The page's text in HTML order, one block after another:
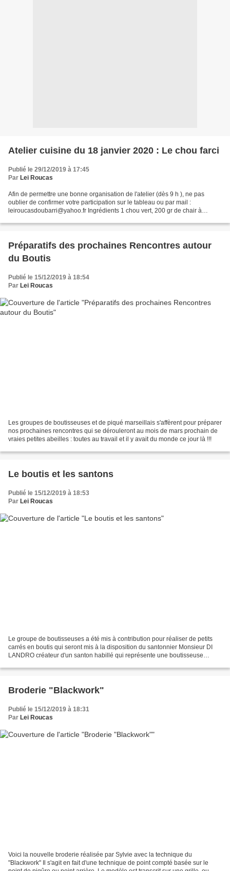
Atelier cuisine du 18 janvier 2020 : Le chou farci
Publié le 29/12/2019 à 17:45
Par Lei Roucas
Afin de permettre une bonne organisation de l'atelier (dès 9 h ), ne pas
oublier de confirmer votre participation sur le tableau ou par mail :
leiroucasdoubarri@yahoo.fr Ingrédients 1 chou vert, 200 gr de chair à
Préparatifs des prochaines Rencontres autour
du Boutis
Publié le 15/12/2019 à 18:54
Par Lei Roucas
Les groupes de boutisseuses et de piqué marseillais s'affèrent pour préparer
nos prochaines rencontres qui se dérouleront au mois de mars prochain de
vraies petites abeilles : toutes au travail et il y avait du monde ce jour là !!!
Le boutis et les santons
Publié le 15/12/2019 à 18:53
Par Lei Roucas
Le groupe de boutisseuses a été mis à contribution pour réaliser de petits
carrés en boutis qui seront mis à la disposition du santonnier Monsieur DI
LANDRO créateur d'un santon habillé qui représente une boutisseuse
Broderie "Blackwork"
Publié le 15/12/2019 à 18:31
Par Lei Roucas
Voici la nouvelle broderie réalisée par Sylvie avec la technique du
"Blackwork" Il s'agit en fait d'une technique de point compté basée sur le